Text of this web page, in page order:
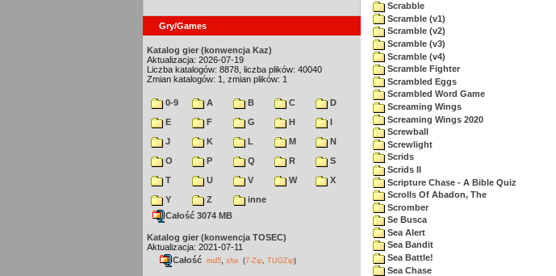
Gry/Games
Katalog gier (konwencja Kaz)
Aktualizacja: 2026-07-19
Liczba katalogów: 8878, liczba plików: 40040
Zmian katalogów: 1, zmian plików: 1
0-9 A B C
D
E
F G H
I
J
K L M
N
O
P Q R
S
T
U V W
X
Y
Z
inne
Całość 3074 MB
Katalog gier (konwencja TOSEC)
Aktualizacja: 2021-07-11
Całość md5 sha (7-Zip TUGZip)
Scrabble
Scramble (v1)
Scramble (v2)
Scramble (v3)
Scramble (v4)
Scramble Fighter
Scrambled Eggs
Scrambled Word Game
Screaming Wings
Screaming Wings 2020
Screwball
Screwlight
Scrids
Scrids II
Scripture Chase - A Bible Quiz
Scrolls Of Abadon, The
Scromber
Se Busca
Sea Alert
Sea Bandit
Sea Battle!
Sea Chase